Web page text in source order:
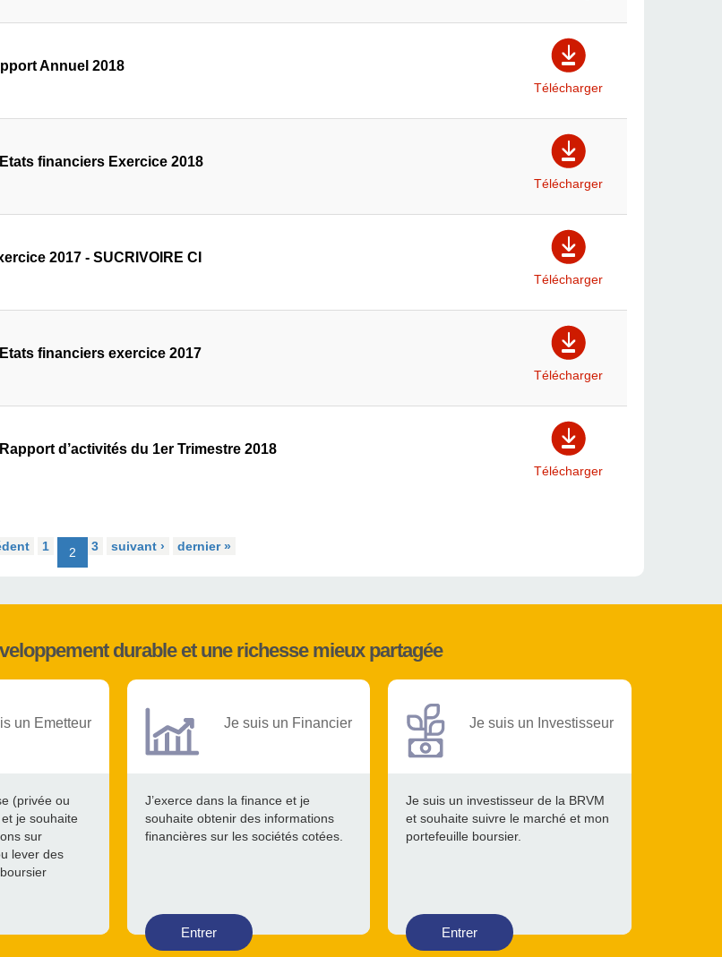
Annuel 2018
Télécharger
financiers Exercice 2018
Télécharger
2017 - SUCRIVOIRE CI
Télécharger
financiers exercice 2017
Télécharger
d’activités du 1er Trimestre 2018
Télécharger
1 2 3 suivant › dernier »
durable et une richesse mieux partagée
un Emetteur
(privée ou
je souhaite
sur
lever des
Je suis un Financier
J’exerce dans la finance et je
souhaite obtenir des informations
financières sur les sociétés cotées.
Entrer
Je suis un Investisseur
Je suis un investisseur de la BRVM
et souhaite suivre le marché et mon
portefeuille boursier.
Entrer